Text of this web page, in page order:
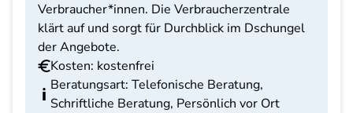
Verbraucher*innen. Die Verbraucherzentrale
klärt auf und sorgt für Durchblick im Dschungel
der Angebote.
Kosten: kostenfrei
Beratungsart: Telefonische Beratung,
Schriftliche Beratung, Persönlich vor Ort